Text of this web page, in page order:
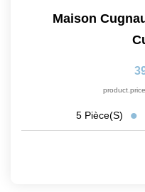
Maison
5 Pièce(s)